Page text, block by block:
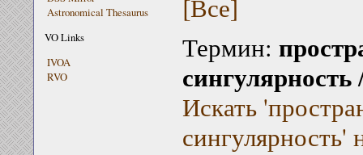
Astronomical Thesaurus
VO Links
IVOA
RVO
[Все]
Термин:
сингулярность
Искать
сингулярность'